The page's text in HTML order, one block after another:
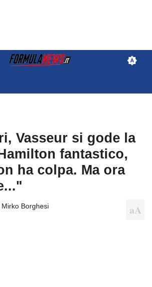
Vasseur si gode la
fantastico,
ha colpa. Ma ora
Mirko Borghesi